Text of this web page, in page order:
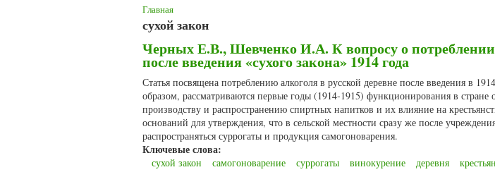
Вы здесь
Главная
сухой закон
Черных Е.В., Шевченко И.А. К вопросу о потреблении
после введения «сухого закона» 1914 года
Статья посвящена потреблению алкоголя в русской деревне после введения в
образом, рассматриваются первые годы (1914-1915) функционирования в
производству и распространению спиртных напитков и их влияние на
оснований для утверждения, что в сельской местности сразу же после
распространяться суррогаты и продукция самогоноварения.
Ключевые слова:
сухой закон самогоноварение суррогаты винокурение деревня